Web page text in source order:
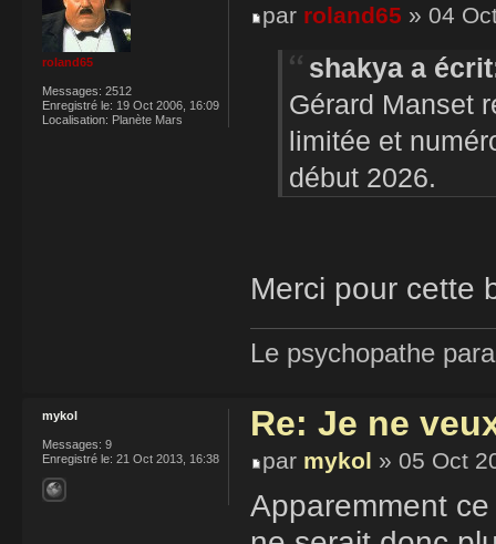
par roland65 » 04
shakya a
Gérard Manset
limitée et
début 2026.
Merci pour cette
Le psychopathe
roland65
Messages: 2512
Enregistré le: 19 Oct 2006, 16:09
Localisation: Planète Mars
Re: Je ne
par mykol » 05 Oct
Apparemment
mykol
Messages: 9
Enregistré le: 21 Oct 2013, 16:38